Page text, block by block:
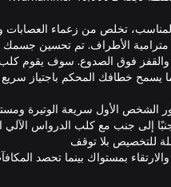
تخلص من زعماء العصابات
الأطراف. تم تحسين جسمك
فوق الصدوع. سوف يقوم كلب
بمستواك بينما تحصد